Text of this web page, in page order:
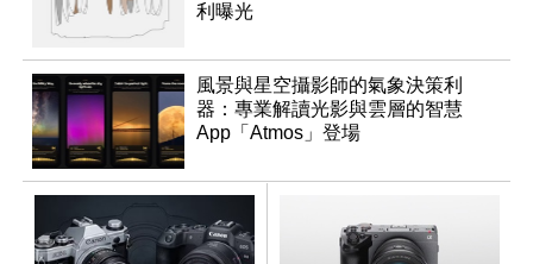
利曝光
風景與星空攝影師的氣象決策利
器：專業解讀光影與雲層的智慧
App「Atmos」登場